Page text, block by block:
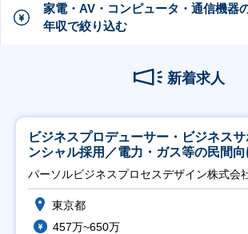
家電・AV・コンピュータ・通信機器
年収で絞り込む
新着求人
ビジネスプロデューサー・ビジネス
ンシャル採用／電力・ガス等の民間
ト推進】
パーソルビジネスプロセスデザイン株式会
東京都
457万~650万